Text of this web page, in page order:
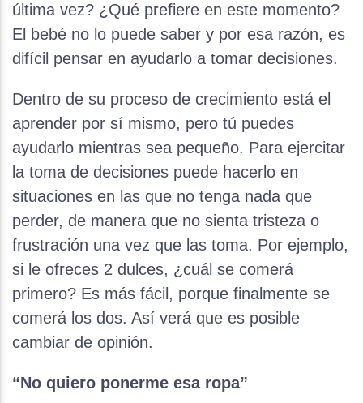
última vez? ¿Qué prefiere en este momento?
El bebé no lo puede saber y por esa razón, es
difícil pensar en ayudarlo a tomar decisiones.
Dentro de su proceso de crecimiento está el
aprender por sí mismo, pero tú puedes
ayudarlo mientras sea pequeño. Para ejercitar
la toma de decisiones puede hacerlo en
situaciones en las que no tenga nada que
perder, de manera que no sienta tristeza o
frustración una vez que las toma. Por ejemplo,
si le ofreces 2 dulces, ¿cuál se comerá
primero? Es más fácil, porque finalmente se
comerá los dos. Así verá que es posible
cambiar de opinión.
“No quiero ponerme esa ropa”